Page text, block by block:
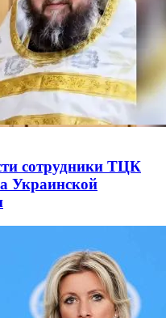
сотрудники ТЦК
Украинской